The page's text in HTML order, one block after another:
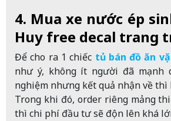
4. Mua xe nước ép
Huy free decal trang
Để cho ra 1 chiếc tủ bán đồ ăn
như ý, không ít người đã mạnh
nghiệm nhưng kết quả nhận về thì
Trong khi đó, order riêng mảng
thì chi phí đầu tư sẽ độn lên khá